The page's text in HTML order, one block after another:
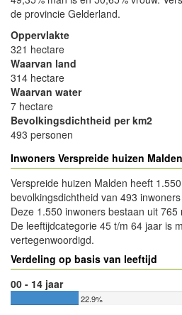
de provincie Gelderland.
Oppervlakte
321 hectare
Waarvan land
314 hectare
Waarvan water
7 hectare
Bevolkingsdichtheid per km2
493 personen
Inwoners Verspreide huizen Malden
Verspreide huizen Malden heeft
bevolkingsdichtheid van 493
Deze 1.550 inwoners bestaan uit
De leeftijdcategorie 45 t/m 64 jaar is
vertegenwoordigd.
Verdeling op basis van leeftijd
00 - 14 jaar
22.9%